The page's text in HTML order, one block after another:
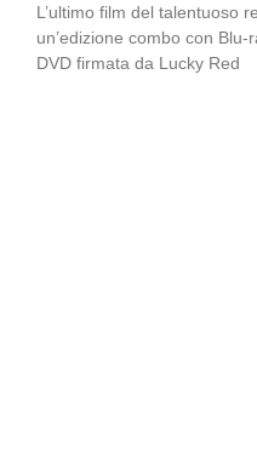
L’ultimo film del talentuoso
un’edizione combo con
DVD firmata da Lucky Red